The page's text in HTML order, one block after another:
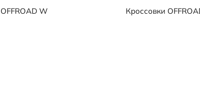
OFFROAD W Кроссовки